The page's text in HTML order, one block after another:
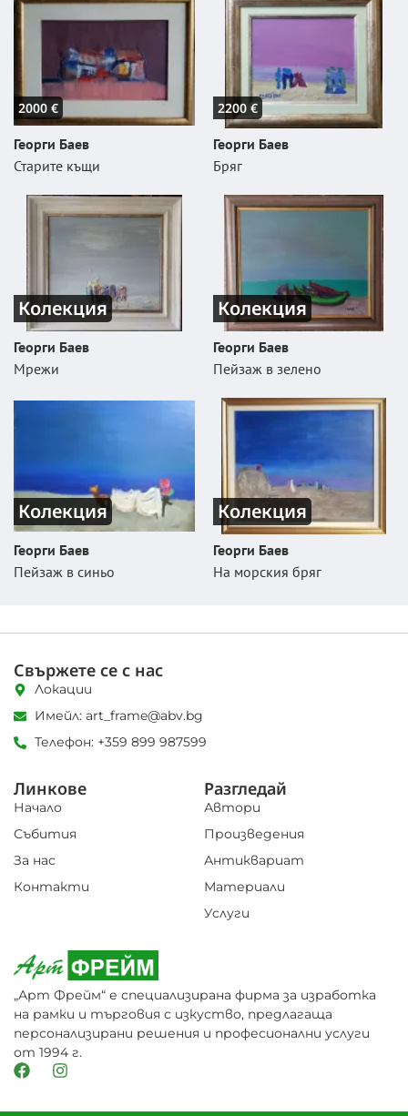
2000 €
Георги Баев
Старите къщи
2200 €
Георги Баев
Бряг
Колекция
Георги Баев
Мрежи
Колекция
Георги Баев
Пейзаж в зелено
Колекция
Георги Баев
Пейзаж в синьо
Колекция
Георги Баев
На морския бряг
„Арт Фрейм“ е специализирана фирма за изработка
на рамки и търговия с изкуство, предлагаща
персонализирани решения и професионални услуги
от 1994 г.
Разгледай
Автори
Произведения
Антиквариат
Материали
Услуги
Линкове
Начало
Събития
За нас
Контакти
Свържете се с нас
Локации
Имейл: art_frame@abv.bg
Телефон: +359 899 987599